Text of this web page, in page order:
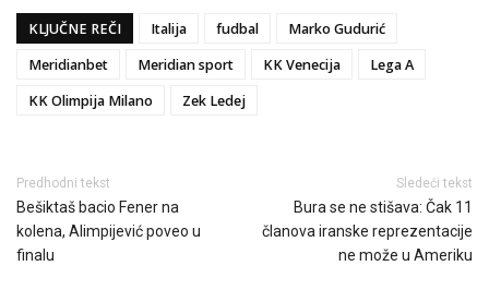
KLJUČNE REČI Italija fudbal
Marko Gudurić
Meridianbet
Meridian sport KK Venecija
Lega A
KK Olimpija Milano
Zek Ledej
Predhodni tekst
Bešiktaš bacio Fener na
kolena, Alimpijević poveo u
finalu
Sledeći tekst
Bura se ne stišava: Čak 11
članova iranske reprezentacije
ne može u Ameriku